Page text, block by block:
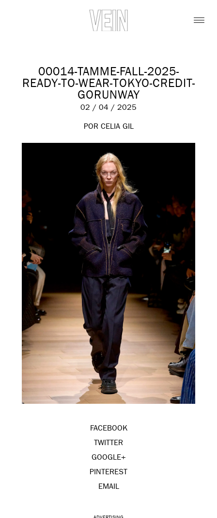
00014-TAMME-FALL-2025-
READY-TO-WEAR-TOKYO-CREDIT-
GORUNWAY
02 / 04 / 2025
POR CELIA GIL
FACEBOOK
TWITTER
GOOGLE+
PINTEREST
EMAIL